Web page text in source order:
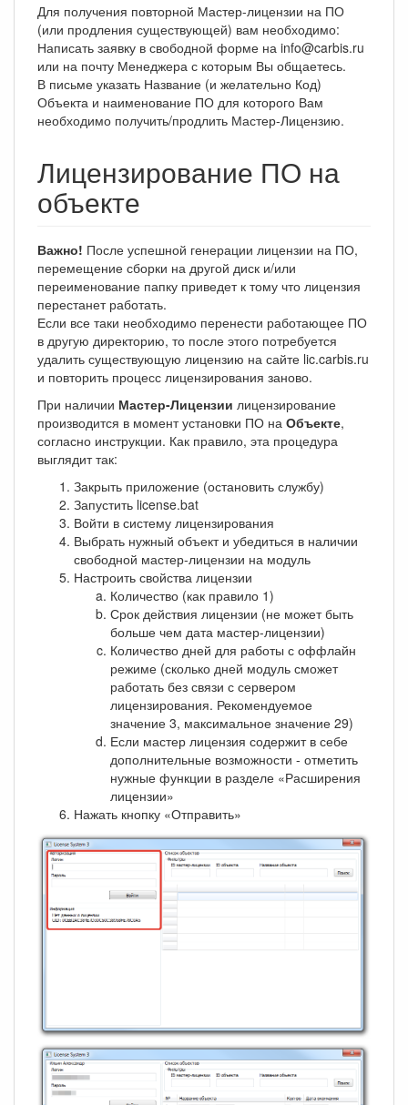
Для получения повторной Мастер-лицензии на ПО
(или продления существующей) вам необходимо:
Написать заявку в свободной форме на info@carbis.ru
или на почту Менеджера с которым Вы общаетесь.
В письме указать Название (и желательно Код)
Объекта и наименование ПО для которого Вам
необходимо получить/продлить Мастер-Лицензию.
Лицензирование ПО на
объекте
Важно! После успешной генерации лицензии на ПО,
перемещение сборки на другой диск и/или
переименование папку приведет к тому что лицензия
перестанет работать.
Если все таки необходимо перенести работающее ПО
в другую директорию, то после этого потребуется
удалить существующую лицензию на сайте lic.carbis.ru
и повторить процесс лицензирования заново.
При наличии Мастер-Лицензии лицензирование
производится в момент установки ПО на Объекте,
согласно инструкции. Как правило, эта процедура
выглядит так:
Закрыть приложение (остановить службу)
Запустить license.bat
Войти в систему лицензирования
Выбрать нужный объект и убедиться в наличии
свободной мастер-лицензии на модуль
Настроить свойства лицензии
Количество (как правило 1)
Срок действия лицензии (не может быть
больше чем дата мастер-лицензии)
Количество дней для работы с оффлайн
режиме (сколько дней модуль сможет
работать без связи с сервером
лицензирования. Рекомендуемое
значение 3, максимальное значение 29)
Если мастер лицензия содержит в себе
дополнительные возможности - отметить
нужные функции в разделе «Расширения
лицензии»
Нажать кнопку «Отправить»